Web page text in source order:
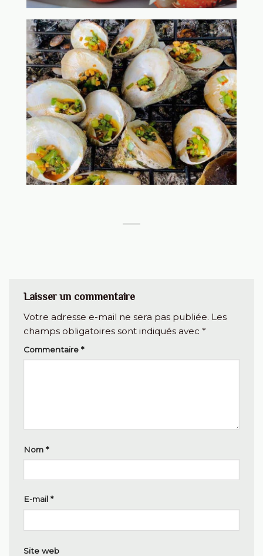
Laisser un commentaire
Votre adresse e-mail ne sera pas publiée. Les
champs obligatoires sont indiqués avec *
Commentaire *
Nom *
E-mail *
Site web